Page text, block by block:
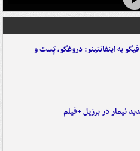
به اینفانتینو: دروغگو، پَست‌ و
نیمار در برزیل +فیلم